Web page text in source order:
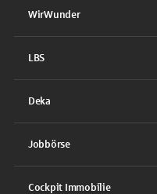
WirWunder
LBS
Deka
Jobbörse
Cockpit Immobilie